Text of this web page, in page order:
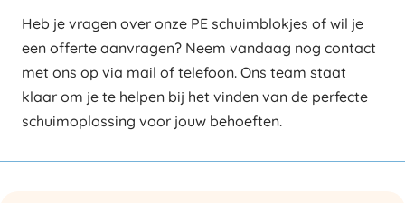
Heb je vragen over onze PE schuimblokjes of wil je
een offerte aanvragen? Neem vandaag nog contact
met ons op via mail of telefoon. Ons team staat
klaar om je te helpen bij het vinden van de perfecte
schuimoplossing voor jouw behoeften.